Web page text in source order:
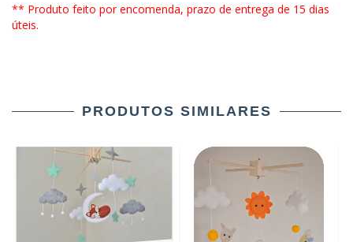
** Produto feito por encomenda, prazo de entrega de 15 dias
úteis.
PRODUTOS SIMILARES